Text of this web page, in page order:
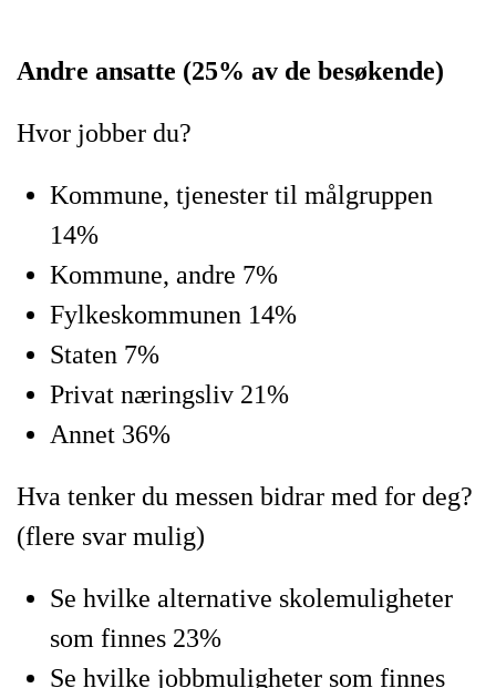
Andre ansatte (25% av de besøkende)
Hvor jobber du?
Kommune, tjenester til målgruppen
14%
Kommune, andre 7%
Fylkeskommunen 14%
Staten 7%
Privat næringsliv 21%
Annet 36%
Hva tenker du messen bidrar med for deg?
(flere svar mulig)
Se hvilke alternative skolemuligheter
som finnes 23%
Se hvilke jobbmuligheter som finnes